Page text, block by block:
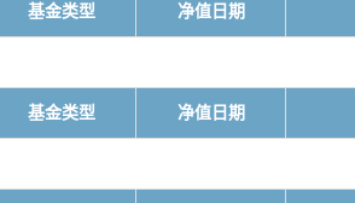
基金类型 净值日期
基金类型 净值日期